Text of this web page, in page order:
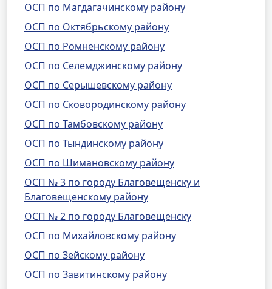
ОСП по Магдагачинскому району
ОСП по Октябрьскому району
ОСП по Ромненскому району
ОСП по Селемджинскому району
ОСП по Серышевскому району
ОСП по Сковородинскому району
ОСП по Тамбовскому району
ОСП по Тындинскому району
ОСП по Шимановскому району
ОСП № 3 по городу Благовещенску и
Благовещенскому району
ОСП № 2 по городу Благовещенску
ОСП по Михайловскому району
ОСП по Зейскому району
ОСП по Завитинскому району